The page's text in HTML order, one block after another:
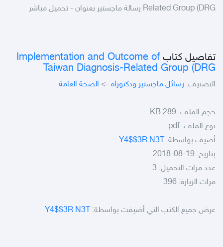
Related Group (DRG رسالة ماجستير بعنوان - تحميل مباشر
تفاصيل كتاب Implementation and Outcome of
Taiwan Diagnosis-Related Group (DRG
التصنيف: رسائل ماجستير ودكتوراه -> الصحة العامة
حجم الملف: 289 KB
نوع الملف: pdf
أضيف بواسطة: Y4$$3R N3T
بتاريخ: 19-08-2018
عدد مرات التحميل: 3
مرات الزيارة: 396
عرض جميع الكتب التي أضيفت بواسطة: Y4$$3R N3T